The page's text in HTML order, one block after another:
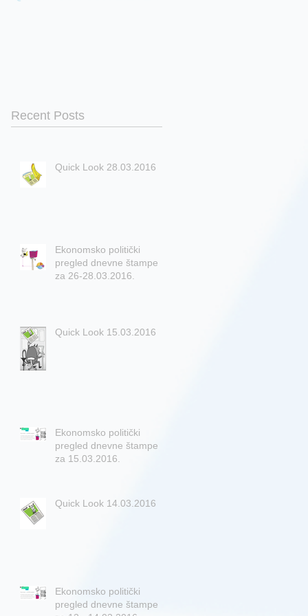
Recent Posts
Quick Look 28.03.2016
Ekonomsko politički
pregled dnevne štampe
za 26-28.03.2016.
Quick Look 15.03.2016
Ekonomsko politički
pregled dnevne štampe
za 15.03.2016.
Quick Look 14.03.2016
Ekonomsko politički
pregled dnevne štampe